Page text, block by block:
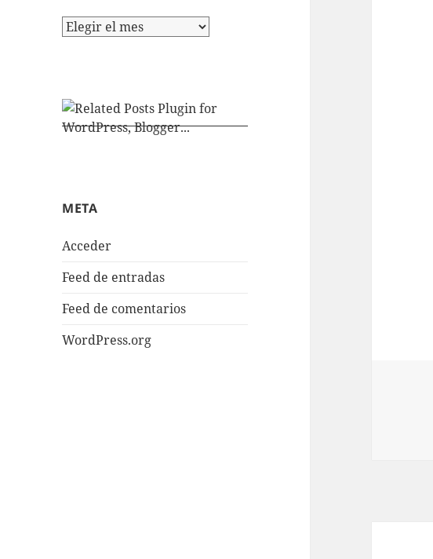
Archivos
META
Acceder
Feed de entradas
Feed de comentarios
WordPress.org